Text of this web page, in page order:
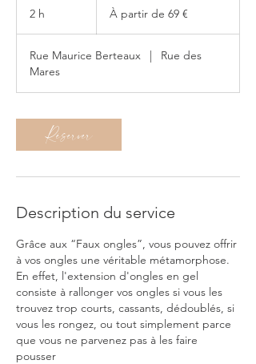
2 h
partir
euros
À partir de 69 €
Rue Maurice Berteaux |
Rue des
Mares
Réserver
Description du service
Grâce aux “Faux ongles”, vous pouvez offrir
à vos ongles une véritable métamorphose.
En effet, l'extension d'ongles en gel
consiste à rallonger vos ongles si vous les
trouvez trop courts, cassants, dédoublés, si
vous les rongez, ou tout simplement parce
que vous ne parvenez pas à les faire
pousser